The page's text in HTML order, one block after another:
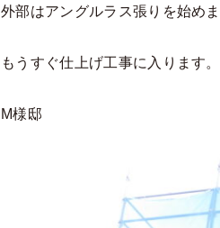
外部はアングルラス張りを始め
もうすぐ仕上げ工事に入ります。
M様邸